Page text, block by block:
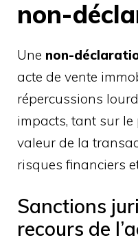
non-
Une non-
acte de vente
répercussions
impacts, tant sur
valeur de la
risques financiers
Sanctions
recours de